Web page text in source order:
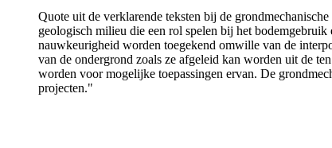
Quote uit de verklarende teksten bij de
geologisch milieu die een rol spelen bij het
nauwkeurigheid worden toegekend omwille van de
van de ondergrond zoals ze afgeleid kan worden uit de
worden voor mogelijke toepassingen ervan. De
projecten."